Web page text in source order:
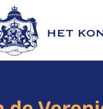
de homepage van Het